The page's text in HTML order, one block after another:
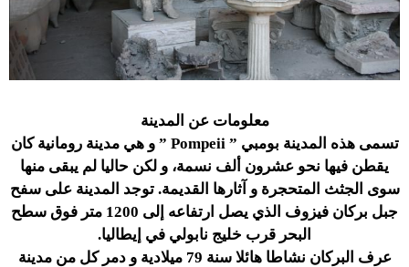
معلومات عن المدينة
تسمى هذه المدينة بومبي ” Pompeii ” و هي مدينة رومانية كان
يقطن فيها نحو عشرون ألف نسمة، و لكن حاليا لم يبقى منها
سوى الجثث المتحجرة و آثارها القديمة. توجد المدينة على سفح
جبل بركان فيزوف الذي يصل ارتفاعه إلى 1200 متر فوق سطح
البحر قرب خليج نابولي في إيطاليا.
عرف البركان نشاطا هائلا سنة 79 ميلادية و دمر كل من مدينة